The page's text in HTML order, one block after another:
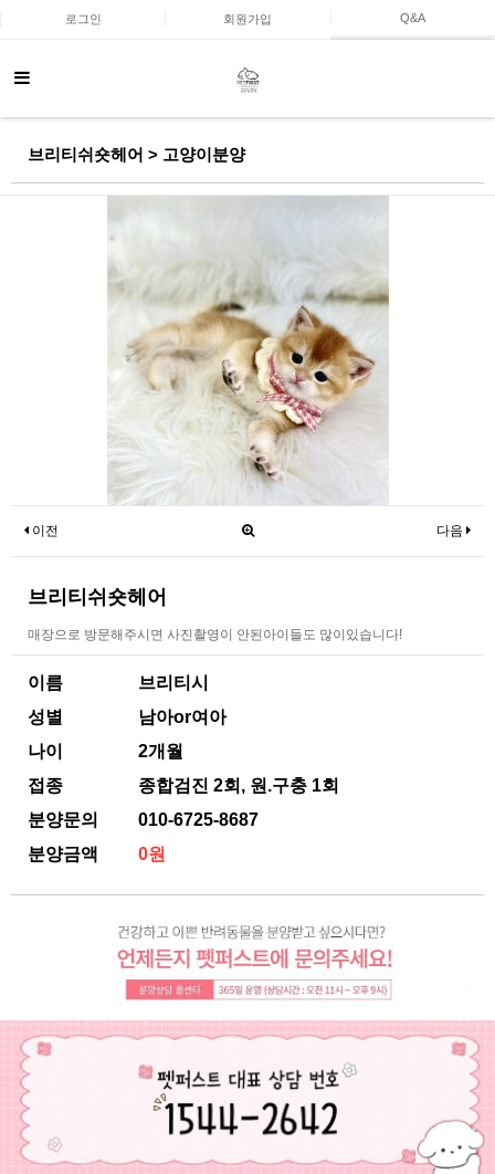
로그인 회원가입 Q&A
브리티쉬숏헤어 > 고양이분양
이전 다음
브리티쉬숏헤어
매장으로 방문해주시면 사진촬영이 안된아이들도 많이있습니다!
이름
브리티시
성별
남아or여아
나이
2개월
접종
종합검진 2회, 원.구충 1회
분양문의
010-6725-8687
분양금액
0원